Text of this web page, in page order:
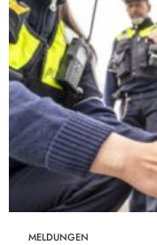
MELDUNGEN